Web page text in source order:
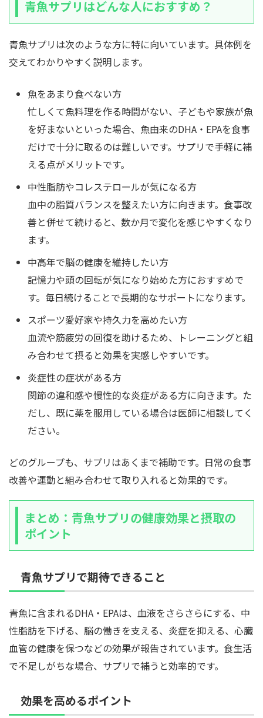
青魚サプリはどんな人におすすめ？
青魚サプリは次のような方に特に向いています。具体例を
交えてわかりやすく説明します。
魚をあまり食べない方
忙しくて魚料理を作る時間がない、子どもや家族が魚
を好まないといった場合、魚由来のDHA・EPAを食事
だけで十分に取るのは難しいです。サプリで手軽に補
える点がメリットです。
中性脂肪やコレステロールが気になる方
血中の脂質バランスを整えたい方に向きます。食事改
善と併せて続けると、数か月で変化を感じやすくなり
ます。
中高年で脳の健康を維持したい方
記憶力や頭の回転が気になり始めた方におすすめで
す。毎日続けることで長期的なサポートになります。
スポーツ愛好家や持久力を高めたい方
血流や筋疲労の回復を助けるため、トレーニングと組
み合わせて摂ると効果を実感しやすいです。
炎症性の症状がある方
関節の違和感や慢性的な炎症がある方に向きます。た
だし、既に薬を服用している場合は医師に相談してく
ださい。
どのグループも、サプリはあくまで補助です。日常の食事
改善や運動と組み合わせて取り入れると効果的です。
まとめ：青魚サプリの健康効果と摂取の
ポイント
青魚サプリで期待できること
青魚に含まれるDHA・EPAは、血液をさらさらにする、中
性脂肪を下げる、脳の働きを支える、炎症を抑える、心臓
血管の健康を保つなどの効果が報告されています。食生活
で不足しがちな場合、サプリで補うと効率的です。
効果を高めるポイント